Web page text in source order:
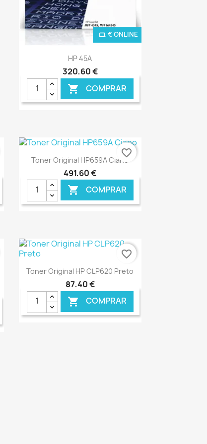
Ver+
HP 45A
320,60 €
 COMPRAR
€ ONLINE
Ver+
Toner Original HP659A Ciano
491,60 €
 COMPRAR
€ ONLINE
favorite_border
Ver+
Toner Original HP CLP620 Preto
87,40 €
 COMPRAR
favorite_border